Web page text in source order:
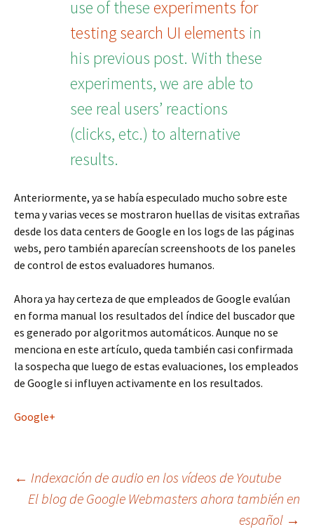
use of theseexperiments for
testing search UI elements in
his previous post. With these
experiments, we are able to
see real users’ reactions
(clicks, etc.) to alternative
results.
Anteriormente, ya se había especulado mucho sobre este
tema y varias veces se mostraron huellas de visitas extrañas
desde los data centers de Google en los logs de las páginas
webs, pero también aparecían screenshoots de los paneles
de control de estos evaluadores humanos.
Ahora ya hay certeza de que empleados de Google evalúan
en forma manual los resultados del índice del buscador que
es generado por algoritmos automáticos. Aunque no se
menciona en este artículo, queda también casi confirmada
la sospecha que luego de estas evaluaciones, los empleados
de Google si influyen activamente en los resultados.
Google+
Navegación
← Indexación de audio en los vídeos de Youtube
El blog de Google Webmasters ahora también en
español →